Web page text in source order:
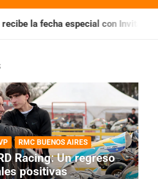
con Invitados CHAQUEÑO
RMC BUENOS AIRES
Racing: Un regreso
positivas